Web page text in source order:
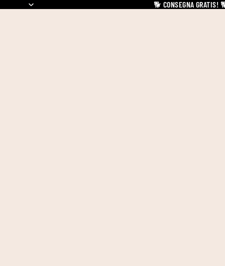
🐕 CONSEGNA GRATIS!